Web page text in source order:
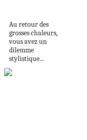
Au retour des
grosses chaleurs,
vous avez un
dilemme
stylistique...